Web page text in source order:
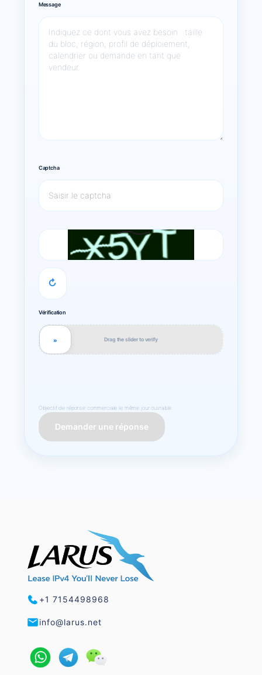
Message
Captcha
↻
Vérification
Drag the slider to verify
»
Objectif de réponse commerciale le même jour ouvrable.
Demander une réponse
+1 7154498968
info@larus.net